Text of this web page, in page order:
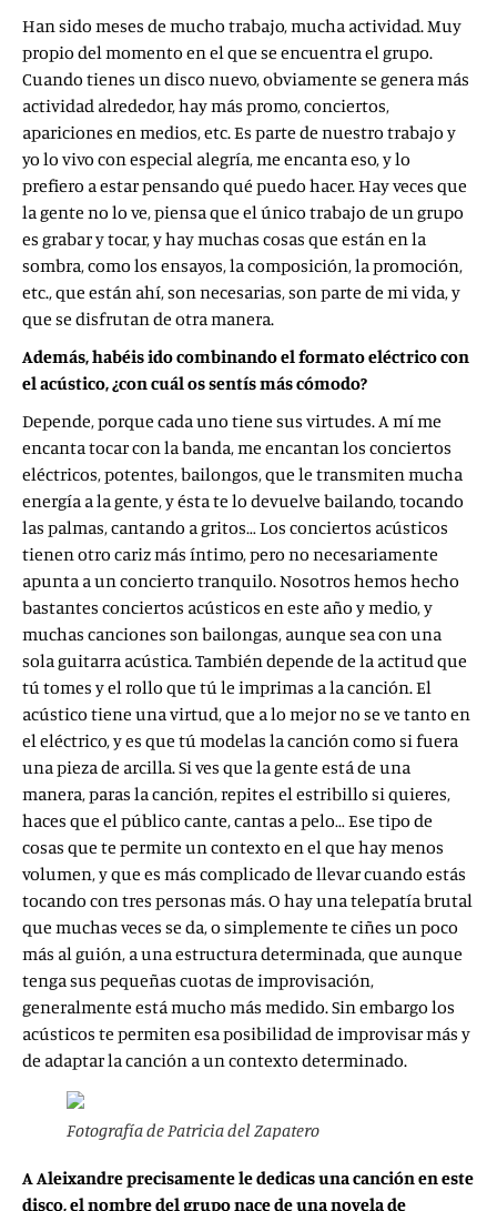
Han sido meses de mucho trabajo, mucha actividad. Muy
propio del momento en el que se encuentra el grupo.
Cuando tienes un disco nuevo, obviamente se genera más
actividad alrededor, hay más promo, conciertos,
apariciones en medios, etc. Es parte de nuestro trabajo y
yo lo vivo con especial alegría, me encanta eso, y lo
prefiero a estar pensando qué puedo hacer. Hay veces que
la gente no lo ve, piensa que el único trabajo de un grupo
es grabar y tocar, y hay muchas cosas que están en la
sombra, como los ensayos, la composición, la promoción,
etc., que están ahí, son necesarias, son parte de mi vida, y
que se disfrutan de otra manera.
Además, habéis ido combinando el formato eléctrico con
el acústico, ¿con cuál os sentís más cómodo?
Depende, porque cada uno tiene sus virtudes. A mí me
encanta tocar con la banda, me encantan los conciertos
eléctricos, potentes, bailongos, que le transmiten mucha
energía a la gente, y ésta te lo devuelve bailando, tocando
las palmas, cantando a gritos… Los conciertos acústicos
tienen otro cariz más íntimo, pero no necesariamente
apunta a un concierto tranquilo. Nosotros hemos hecho
bastantes conciertos acústicos en este año y medio, y
muchas canciones son bailongas, aunque sea con una
sola guitarra acústica. También depende de la actitud que
tú tomes y el rollo que tú le imprimas a la canción. El
acústico tiene una virtud, que a lo mejor no se ve tanto en
el eléctrico, y es que tú modelas la canción como si fuera
una pieza de arcilla. Si ves que la gente está de una
manera, paras la canción, repites el estribillo si quieres,
haces que el público cante, cantas a pelo… Ese tipo de
cosas que te permite un contexto en el que hay menos
volumen, y que es más complicado de llevar cuando estás
tocando con tres personas más. O hay una telepatía brutal
que muchas veces se da, o simplemente te ciñes un poco
más al guión, a una estructura determinada, que aunque
tenga sus pequeñas cuotas de improvisación,
generalmente está mucho más medido. Sin embargo los
acústicos te permiten esa posibilidad de improvisar más y
de adaptar la canción a un contexto determinado.
Fotografía de Patricia del Zapatero
A Aleixandre precisamente le dedicas una canción en este
disco, el nombre del grupo nace de una novela de